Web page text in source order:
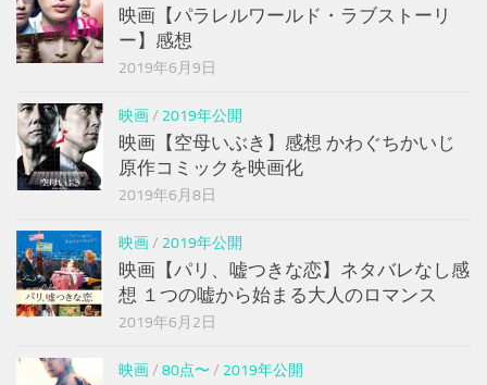
映画【パラレルワールド・ラブストーリ
ー】感想
2019年6月9日
映画/ 2019年公開
映画【空母いぶき】感想 かわぐちかいじ
原作コミックを映画化
2019年6月8日
映画/ 2019年公開
映画【パリ、嘘つきな恋】ネタバレなし感
想 １つの嘘から始まる大人のロマンス
2019年6月2日
映画/ 80点〜 / 2019年公開